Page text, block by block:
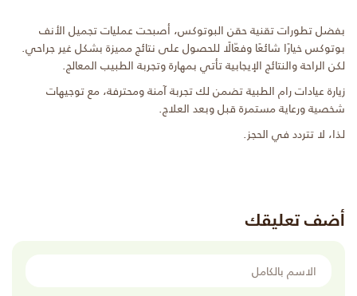
بفضل تطورات تقنية حقن البوتوكس، أصبحت عمليات تجميل الأنف
بوتوكس خيارًا شائعًا وفعّالًا للحصول على نتائج مميزة بشكل غير جراحي.
لكن الراحة والنتائج الإيجابية تأتي بمهارة وتجربة الطبيب المعالج.
زيارة عيادات رام الطبية تضمن لك تجربة آمنة ومحترفة، مع توجيهات
شخصية ورعاية مستمرة قبل وبعد العلاج.
لذا، لا تتردد في الحجز.
أضف تعليقك